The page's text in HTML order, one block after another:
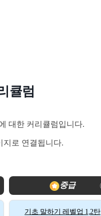
큘럼
대한 커리큘럼입니다.
지로 연결됩니다.
중급
기초 말하기 레벨업 1,2탄